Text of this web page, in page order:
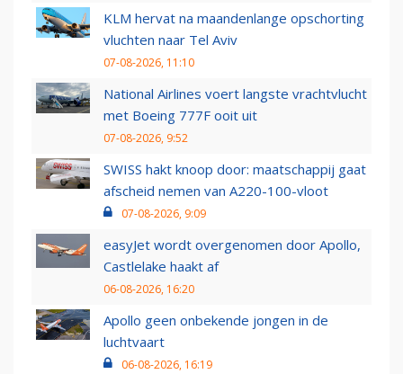
KLM hervat na maandenlange opschorting
vluchten naar Tel Aviv
07-08-2026, 11:10
National Airlines voert langste vrachtvlucht
met Boeing 777F ooit uit
07-08-2026, 9:52
SWISS hakt knoop door: maatschappij gaat
afscheid nemen van A220-100-vloot
07-08-2026, 9:09
easyJet wordt overgenomen door Apollo,
Castlelake haakt af
06-08-2026, 16:20
Apollo geen onbekende jongen in de
luchtvaart
06-08-2026, 16:19